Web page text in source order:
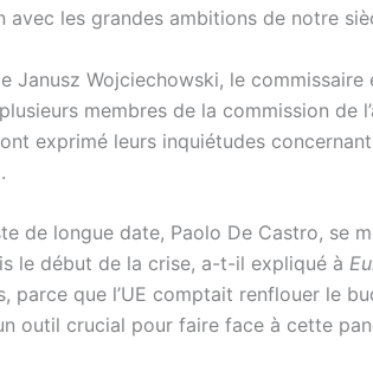
avec les grandes ambitions de notre
Janusz Wojciechowski, le
membres de la commission de
exprimé leurs inquiétudes
de longue date, Paolo De Castro, se
le début de la crise, a-t-il expliqué à
parce que l’UE comptait renflouer le
outil crucial pour faire face à cette